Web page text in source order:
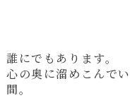
誰にでもあります。
心の奥に溜めこんで
間。